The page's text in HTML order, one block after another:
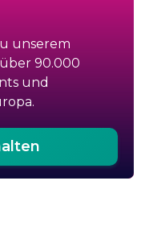
unserem
90.000
und